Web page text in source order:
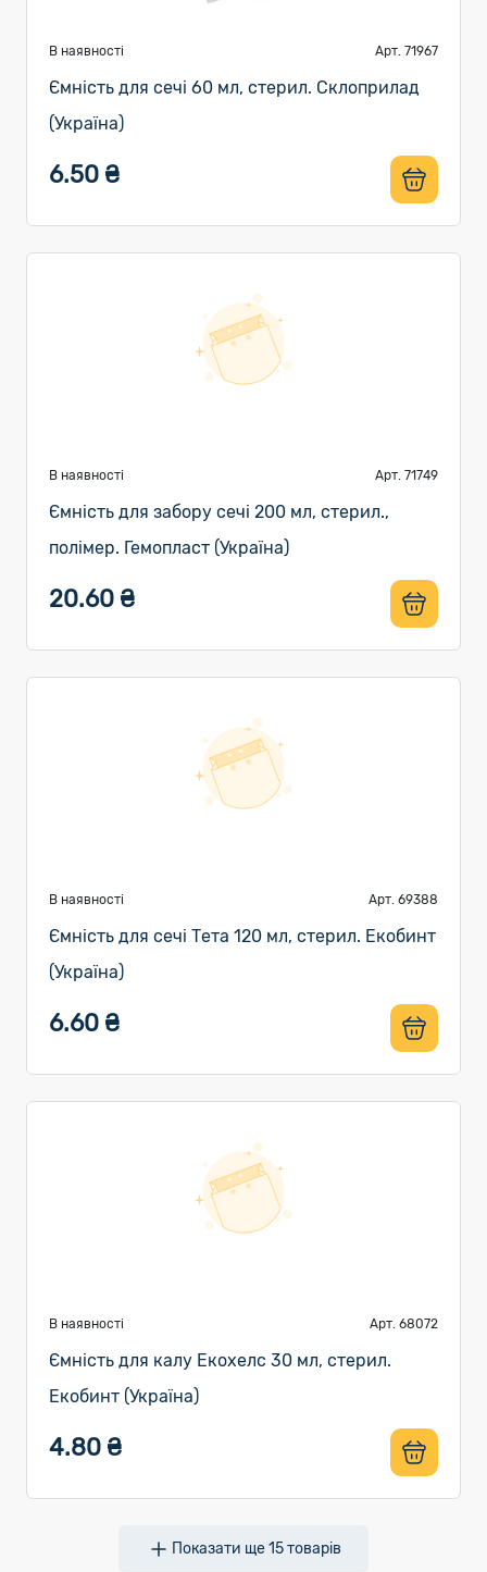
В наявності Арт. 71967
Ємність для сечі 60 мл, стерил. Склоприлад
(Україна)
6.50 ₴
В наявності Арт. 71749
Ємність для забору сечі 200 мл, стерил.,
полімер. Гемопласт (Україна)
20.60 ₴
В наявності Арт. 69388
Ємність для сечі Тета 120 мл, стерил. Екобинт
(Україна)
6.60 ₴
В наявності Арт. 68072
Ємність для калу Екохелс 30 мл, стерил.
Екобинт (Україна)
4.80 ₴
Показати ще15товарів